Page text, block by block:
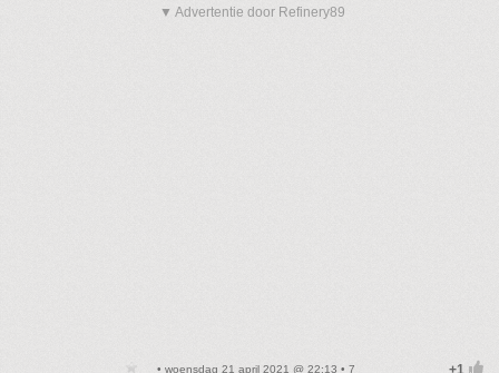
▼ Advertentie door Refinery89
• woensdag 21 april 2021 @ 22:13 • 7